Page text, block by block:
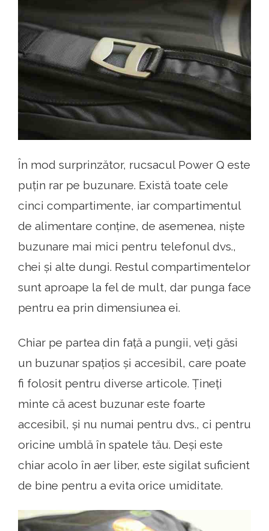
În mod surprinzător, rucsacul Power Q este
puțin rar pe buzunare. Există toate cele
cinci compartimente, iar compartimentul
de alimentare conține, de asemenea, niște
buzunare mai mici pentru telefonul dvs.,
chei și alte dungi. Restul compartimentelor
sunt aproape la fel de mult, dar punga face
pentru ea prin dimensiunea ei.
Chiar pe partea din față a pungii, veți găsi
un buzunar spațios și accesibil, care poate
fi folosit pentru diverse articole. Țineți
minte că acest buzunar este foarte
accesibil, și nu numai pentru dvs., ci pentru
oricine umblă în spatele tău. Deși este
chiar acolo în aer liber, este sigilat suficient
de bine pentru a evita orice umiditate.